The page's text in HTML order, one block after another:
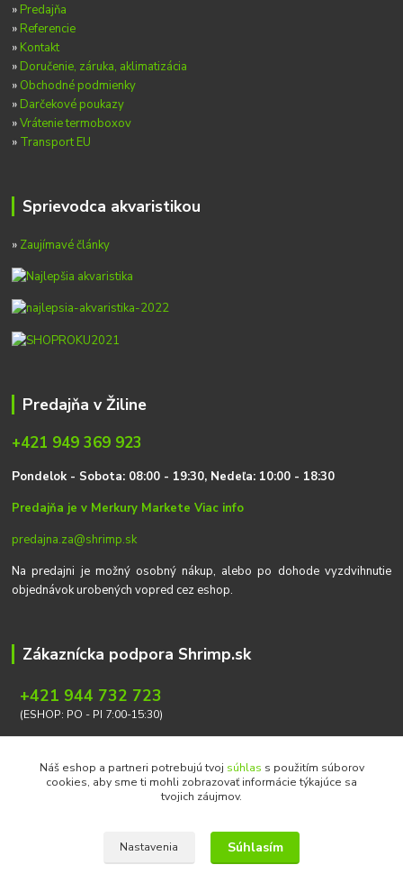
» Predajňa
» Referencie
» Kontakt
» Doručenie, záruka, aklimatizácia
» Obchodné podmienky
» Darčekové poukazy
»Vrátenie termoboxov
» Transport EU
Sprievodca akvaristikou
» Zaujímavé články
Predajňa v Žiline
+421 949 369 923
Pondelok - Sobota: 08:00 - 19:30, Nedeľa: 10:00 - 18:30
Predajňa je v Merkury MarketeViac info
predajna.za@shrimp.sk
Na predajni je možný osobný nákup, alebo po dohode vyzdvihnutie
objednávok urobených vopred cez eshop.
Zákaznícka podpora Shrimp.sk
+421 944 732 723
(ESHOP: PO - PI 7:00-15:30)
Náš eshop a partneri potrebujú tvoj súhlas s použitím súborov
cookies, aby sme ti mohli zobrazovať informácie týkajúce sa
tvojich záujmov.
Nastavenia Súhlasím